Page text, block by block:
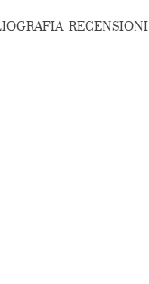
RECENSIONI